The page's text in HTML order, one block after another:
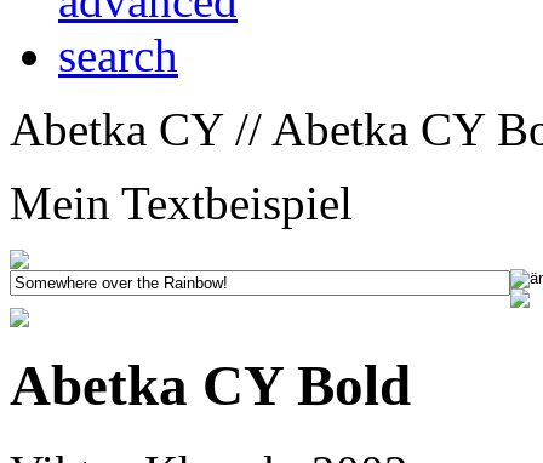
Abetka CY // Abetka CY
Mein Textbeispiel
Abetka CY Bold